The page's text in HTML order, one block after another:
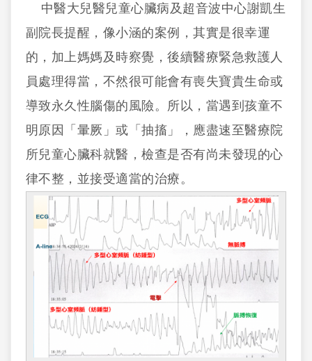
中醫大兒醫兒童心臟病及超音波中心謝凱生
副院長提醒，像小涵的案例，其實是很幸運
的，加上媽媽及時察覺，後續醫療緊急救護人
員處理得當，不然很可能會有喪失寶貴生命或
導致永久性腦傷的風險。所以，當遇到孩童不
明原因「暈厥」或「抽搐」，應盡速至醫療院
所兒童心臟科就醫，檢查是否有尚未發現的心
律不整，並接受適當的治療。